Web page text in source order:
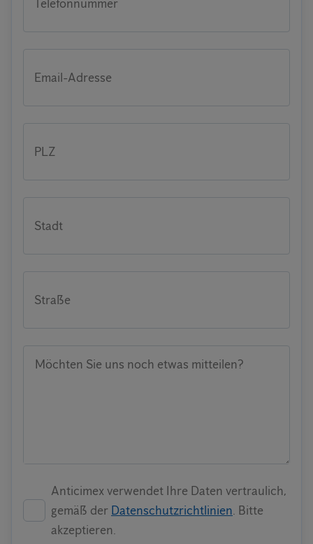
Telefonnummer
Email-Adresse
PLZ
Stadt
Straße
Möchten Sie uns noch etwas mitteilen?
Anticimex verwendet Ihre Daten vertraulich,
gemäß der Datenschutzrichtlinien. Bitte
akzeptieren.